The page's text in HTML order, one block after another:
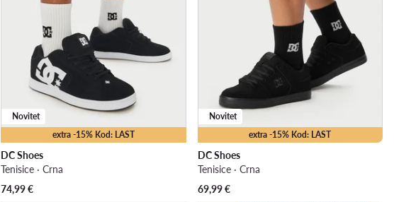
extra -15% Kod: LAST
Novitet
DC Shoes
Tenisice · Crna
74,99€
extra -15% Kod: LAST
Novitet
DC Shoes
Tenisice · Crna
69,99€